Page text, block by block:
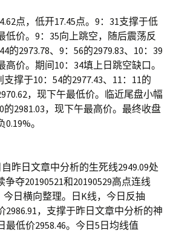
点，低开17.45点。9：31支撑于低
低价。9：35向上跳空，随后震荡反
的2973.78、9：56的2979.83、10：39
高价。期间10：34填上日跳空缺口。
撑于10：54的2977.43、11：11的
，现下午最低价。临近尾盘小幅
的2981.03，现下午最高价。最终收盘
。
昨日文章中分析的生死线2949.09处
夺20190521和20190529高点连线
今日横向整理。日K线，今日反抽
2986.91，支撑于昨日文章中分析的神
最低价2958.46。今日5日均线值